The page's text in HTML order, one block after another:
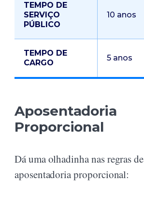
TEMPO DE
SERVIÇO
PÚBLICO
10 anos
TEMPO DE
CARGO
5 anos
Aposentadoria
Proporcional
Dá uma olhadinha nas regras de
aposentadoria proporcional: